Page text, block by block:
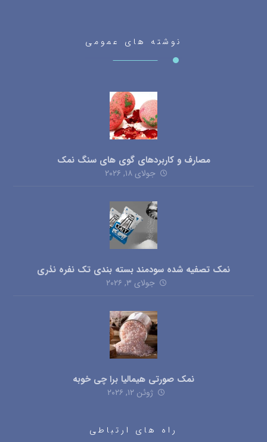
نوشته های عمومی
مصارف و کاربردهای گوی های سنگ نمک
جولای ۱۸, ۲۰۲۶
نمک تصفیه شده سودمند بسته بندی تک نفره نذری
جولای ۳, ۲۰۲۶
نمک صورتی هیمالیا برا چی خوبه
ژوئن ۱۲, ۲۰۲۶
راه های ارتباطی